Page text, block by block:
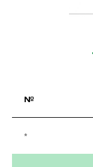
№
*